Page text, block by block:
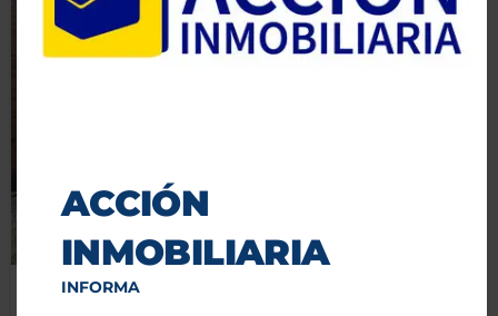
Arriendo Casa
ACCIÓN
INMOBILIARIA
INFORMA